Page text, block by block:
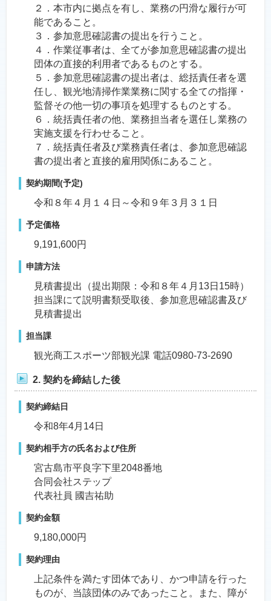
２．本市内に拠点を有し、業務の円滑な履行が可
能であること。
３．参加意思確認書の提出を行うこと。
４．作業従事者は、全てが参加意思確認書の提出
団体の直接的利用者であるものとする。
５．参加意思確認書の提出者は、総括責任者を選
任し、観光地清掃作業業務に関する全ての指揮・
監督その他一切の事項を処理するものとする。
６．統括責任者の他、業務担当者を選任し業務の
実施支援を行わせること。
７．統括責任者及び業務責任者は、参加意思確認
書の提出者と直接的雇用関係にあること。
契約期間(予定)
令和８年４月１４日～令和９年３月３１日
予定価格
9,191,600円
申請方法
見積書提出（提出期限：令和８年４月13日15時）
担当課にて説明書類受取後、参加意思確認書及び
見積書提出
担当課
観光商工スポーツ部観光課 電話0980-73-2690
2. 契約を締結した後
契約締結日
令和8年4月14日
契約相手方の氏名および住所
宮古島市平良字下里2048番地
合同会社ステップ
代表社員 國吉祐助
契約金額
9,180,000円
契約理由
上記条件を満たす団体であり、かつ申請を行った
ものが、当該団体のみであったこと。また、障が